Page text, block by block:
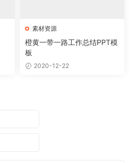
素材资源
橙黄一带一路工作总结PPT模
板
2020-12-22